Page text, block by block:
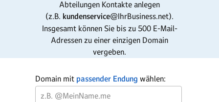
Abteilungen Kontakte anlegen
(z.B. kundenservice@IhrBusiness.net).
Insgesamt können Sie bis zu 500 E-Mail-
Adressen zu einer einzigen Domain
vergeben.
Domain mit passender Endung wählen: